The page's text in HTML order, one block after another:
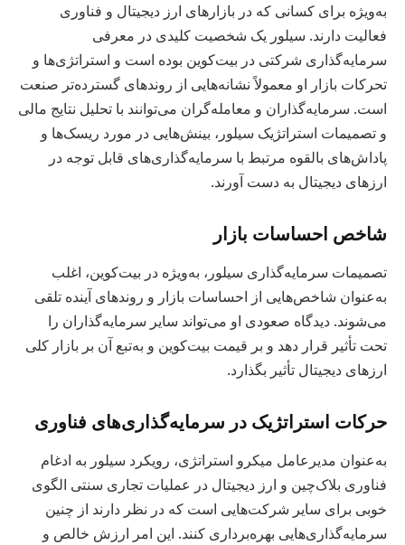
به‌ویژه برای کسانی که در بازارهای ارز دیجیتال و فناوری
فعالیت دارند. سیلور یک شخصیت کلیدی در معرفی
سرمایه‌گذاری شرکتی در بیت‌کوین بوده است و استراتژی‌ها و
تحرکات بازار او معمولاً نشانه‌هایی از روندهای گسترده‌تر صنعت
است. سرمایه‌گذاران و معامله‌گران می‌توانند با تحلیل نتایج مالی
و تصمیمات استراتژیک سیلور، بینش‌هایی در مورد ریسک‌ها و
پاداش‌های بالقوه مرتبط با سرمایه‌گذاری‌های قابل توجه در
ارزهای دیجیتال به دست آورند.
شاخص احساسات بازار
تصمیمات سرمایه‌گذاری سیلور، به‌ویژه در بیت‌کوین، اغلب
به‌عنوان شاخص‌هایی از احساسات بازار و روندهای آینده تلقی
می‌شوند. دیدگاه صعودی او می‌تواند سایر سرمایه‌گذاران را
تحت تأثیر قرار دهد و بر قیمت بیت‌کوین و به‌تبع آن بر بازار کلی
ارزهای دیجیتال تأثیر بگذارد.
حرکات استراتژیک در سرمایه‌گذاری‌های فناوری
به‌عنوان مدیرعامل میکرو استراتژی، رویکرد سیلور به ادغام
فناوری بلاک‌چین و ارز دیجیتال در عملیات تجاری سنتی الگوی
خوبی برای سایر شرکت‌هایی است که در نظر دارند از چنین
سرمایه‌گذاری‌هایی بهره‌برداری کنند. این امر ارزش خالص و